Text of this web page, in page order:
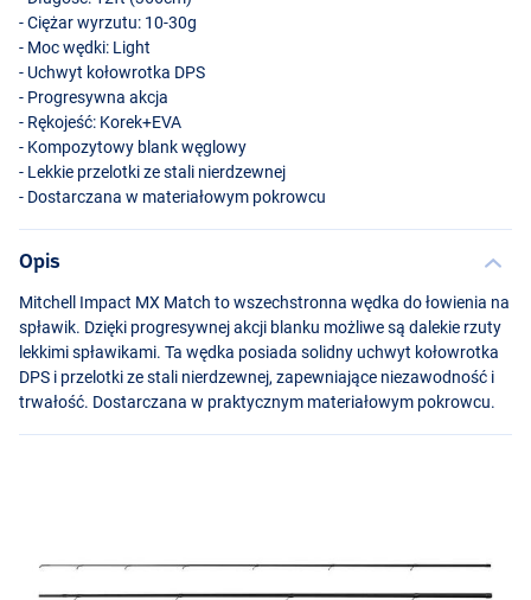
- Ciężar wyrzutu: 10-30g
- Moc wędki: Light
- Uchwyt kołowrotka DPS
- Progresywna akcja
- Rękojeść: Korek+EVA
- Kompozytowy blank węglowy
- Lekkie przelotki ze stali nierdzewnej
- Dostarczana w materiałowym pokrowcu
Opis
Mitchell Impact MX Match to wszechstronna wędka do łowienia na
spławik. Dzięki progresywnej akcji blanku możliwe są dalekie rzuty
lekkimi spławikami. Ta wędka posiada solidny uchwyt kołowrotka
DPS i przelotki ze stali nierdzewnej, zapewniające niezawodność i
trwałość. Dostarczana w praktycznym materiałowym pokrowcu.